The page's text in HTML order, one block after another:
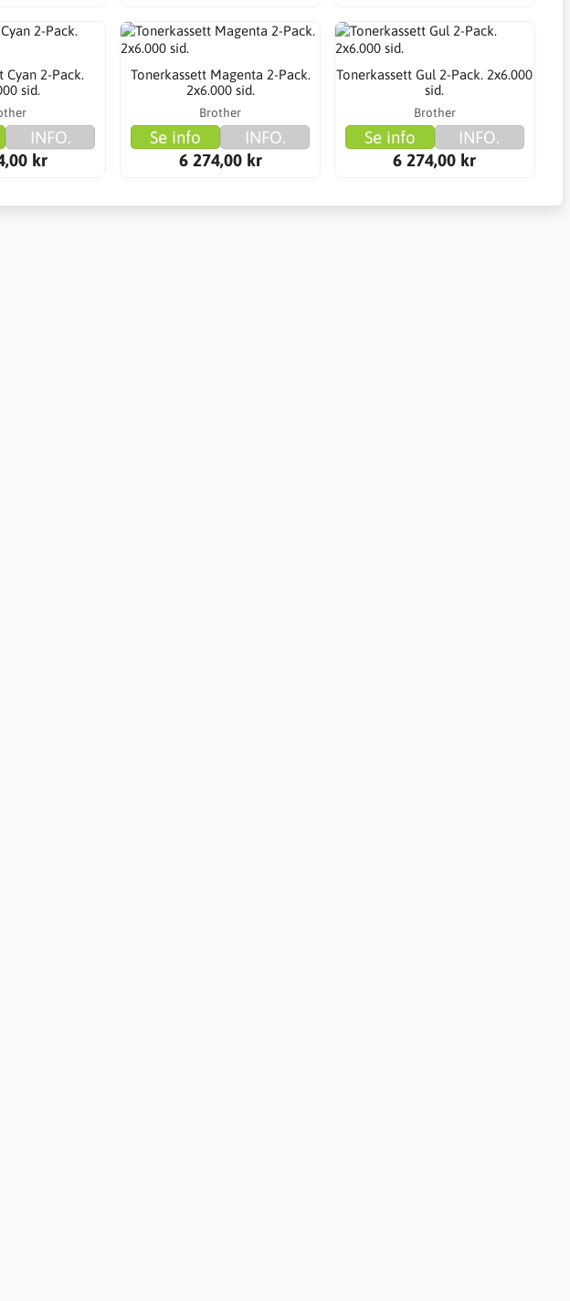
Cyan 2-Pack.
sid.
INFO.
kr
Tonerkassett Magenta 2-Pack.
2x6.000 sid.
Brother
Se info
INFO.
6 274,00 kr
Tonerkassett Gul 2-Pack. 2x6.000
sid.
Brother
Se info
INFO.
6 274,00 kr